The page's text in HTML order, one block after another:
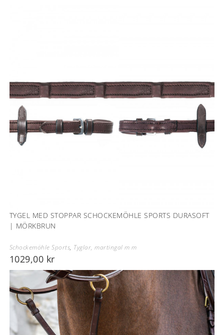
TYGEL MED STOPPAR SCHOCKEMÖHLE SPORTS DURASOFT
| MÖRKBRUN
Schockemöhle Sports, Tyglar, martingal m m
1029,00 kr